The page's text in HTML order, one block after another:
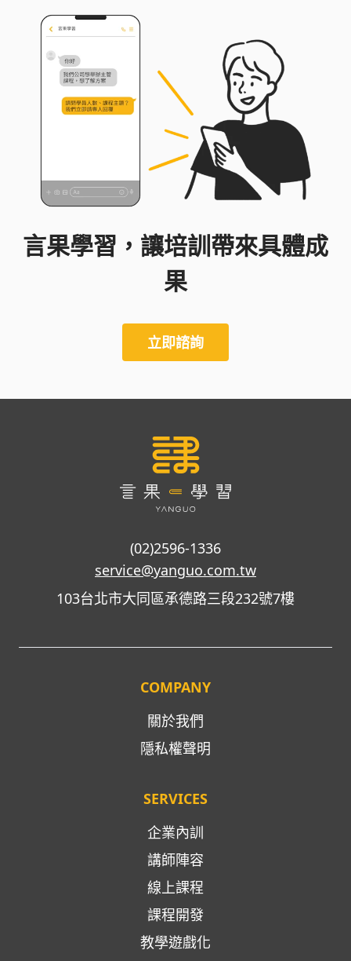
言果學習，讓培訓帶來具體成
果
立即諮詢
(02)2596-1336
service@yanguo.com.tw
103台北市大同區承德路三段232號7樓
COMPANY
關於我們
隱私權聲明
SERVICES
企業內訓
講師陣容
線上課程
課程開發
教學遊戲化